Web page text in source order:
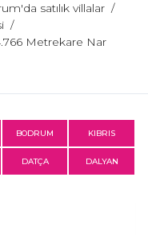
satılık villalar
Metrekare Nar
BODRUM KIBRIS
DATÇA DALYAN